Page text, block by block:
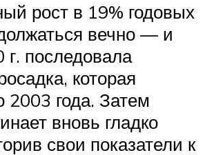
рост в 19% годовых
вечно — и
г. последовала
которая
2003 года. Затем
вновь гладко
свои показатели к